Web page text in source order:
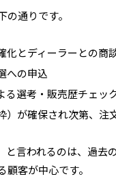
通りです。
化とディーラーとの商
への申込
る選考・販売歴チェッ
）が確保され次第、注
と言われるのは、過去
顧客が中心です。